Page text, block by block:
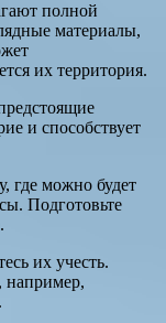
полной
материалы,
их территория.
и способствует
где можно будет
Подготовьте
их учесть.
например,